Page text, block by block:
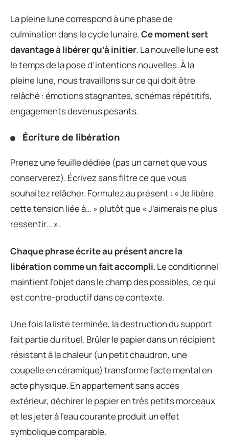
La pleine lune correspond à une phase de
culmination dans le cycle lunaire.Ce moment sert
davantage à libérer qu’à initier. La nouvelle lune est
le temps de la pose d’intentions nouvelles. À la
pleine lune, nous travaillons sur ce qui doit être
relâché : émotions stagnantes, schémas répétitifs,
engagements devenus pesants.
Écriture de libération
Prenez une feuille dédiée (pas un carnet que vous
conserverez). Écrivez sans filtre ce que vous
souhaitez relâcher. Formulez au présent : « Je libère
cette tension liée à… » plutôt que « J’aimerais ne plus
ressentir… ».
Chaque phrase écrite au présent ancre la
libération comme un fait accompli. Le conditionnel
maintient l’objet dans le champ des possibles, ce qui
est contre-productif dans ce contexte.
Une fois la liste terminée, la destruction du support
fait partie du rituel. Brûler le papier dans un récipient
résistant à la chaleur (un petit chaudron, une
coupelle en céramique) transforme l’acte mental en
acte physique. En appartement sans accès
extérieur, déchirer le papier en très petits morceaux
et les jeter à l’eau courante produit un effet
symbolique comparable.